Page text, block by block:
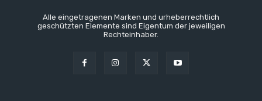
Alle eingetragenen Marken und urheberrechtlich
geschützten Elemente sind Eigentum der jeweiligen
Rechteinhaber.